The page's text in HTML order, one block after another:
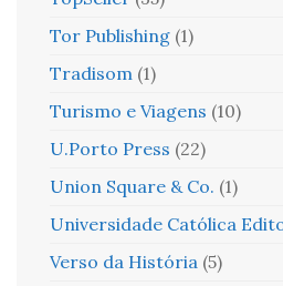
Tor Publishing (1)
Tradisom (1)
Turismo e Viagens (10)
U.Porto Press (22)
Union Square & Co. (1)
Universidade Católica
Verso da História (5)